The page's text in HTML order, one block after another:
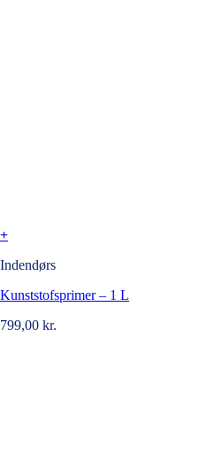
+
Indendørs
Kunststofsprimer – 1 L
799,00 kr.